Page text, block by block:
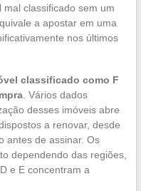
classificado sem um
a apostar em uma
nos últimos
classificado como F
. Vários dados
desses imóveis abre
a renovar, desde
antes de assinar. Os
dependendo das regiões,
e E concentram a